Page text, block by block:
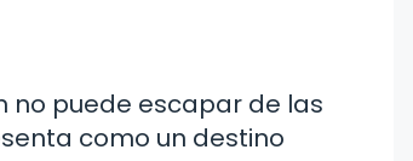
no puede escapar de las
como un destino